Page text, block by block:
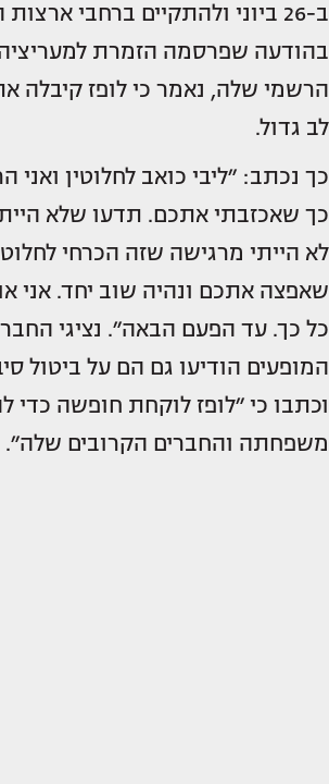
ב-26 ביוני ולהתקיים ברחבי
בהודעה שפרסמה הזמרת למעריציה
הרשמי שלה, נאמר כי לופז קיבלה
לב גדול.
כך נכתב: ״ליבי כואב לחלוטין ואני
כך שאכזבתי אתכם. תדעו שלא
לא הייתי מרגישה שזה הכרחי
שאפצה אתכם ונהיה שוב יחד. אני
כל כך. עד הפעם הבאה״. נציגי
המופעים הודיעו גם הם על ביטול
וכתבו כי ״לופז לוקחת חופשה כדי
משפחתה והחברים הקרובים שלה״.